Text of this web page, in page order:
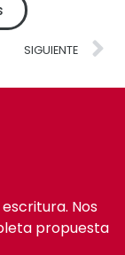
SIGUIENTE
Nos
propuesta